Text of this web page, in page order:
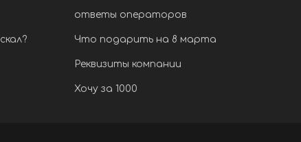
ответы операторов
Что подарить на 8 марта
Реквизиты компании
Хочу за 1000